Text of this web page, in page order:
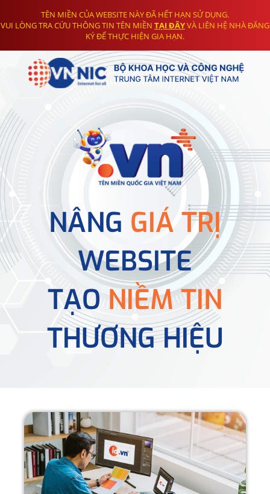
TÊN MIỀN CỦA WEBSITE NÀY ĐÃ HẾT HẠN SỬ DỤNG.
VUI LÒNG TRA CỨU THÔNG TIN TÊN MIỀN TẠI ĐÂYVÀ LIÊN HỆ NHÀ ĐĂNG
KÝ ĐỂ THỰC HIỆN GIA HẠN.
NÂNG GIÁ TRỊ
WEBSITE
TẠONIỀM TIN
THƯƠNG HIỆU